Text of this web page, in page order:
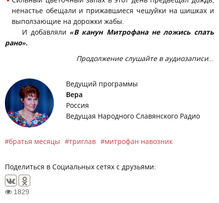
ненастье обещали и прижавшиеся чешуйки на шишках и
выползающие на дорожки жабы.
И добавляли«В канун Митрофана не ложись спать
рано».
Продолжение слушайте в аудиозаписи...
Ведущий программы
Вера
Россия
Ведущая Народного Славянского Радио
братья месяцы триглав митрофан навозник
Поделиться в Социальных сетях с друзьями:
1829